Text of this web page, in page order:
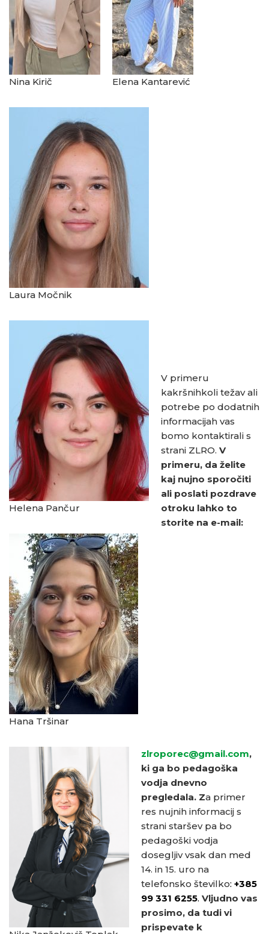
Nina Kirič Elena Kantarević
Laura Močnik
Helena Pančur
Hana Tršinar
V primeru
kakršnihkoli težav ali
potrebe po dodatnih
informacijah vas
bomo kontaktirali s
strani ZLRO. V
primeru, da želite
kaj nujno sporočiti
ali poslati pozdrave
otroku lahko to
storite na e-mail:
zlroporec@gmail.com,
ki ga bo pedagoška
vodja dnevno
pregledala. Za primer
res nujnih informacij s
strani staršev pa bo
pedagoški vodja
dosegljiv vsak dan med
14. in 15. uro na
telefonsko številko: +385
99 331 6255. Vljudno vas
prosimo, da tudi vi
prispevate k